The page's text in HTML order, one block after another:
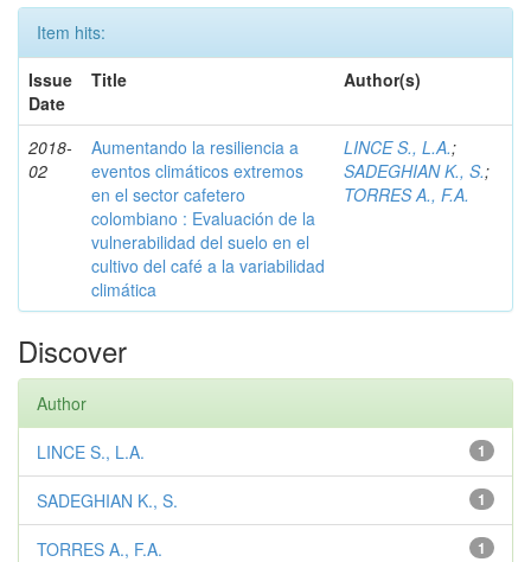
Item hits:
Issue
Date
Title Author(s)
2018-
02
Aumentando la resiliencia a
eventos climáticos extremos
en el sector cafetero
colombiano : Evaluación de la
vulnerabilidad del suelo en el
cultivo del café a la variabilidad
climática
LINCE S., L.A.;
SADEGHIAN K., S.;
TORRES A., F.A.
Discover
Author
1
LINCE S., L.A.
1
SADEGHIAN K., S.
1
TORRES A., F.A.